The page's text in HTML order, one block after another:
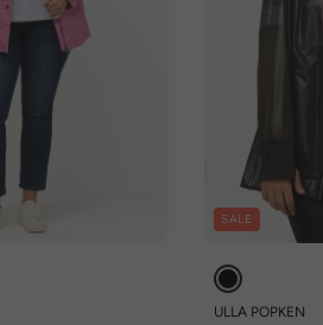
SALE
ULLA POPKEN